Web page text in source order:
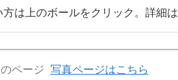
は上のボールをクリック。詳細は
ページ 写真ページはこちら